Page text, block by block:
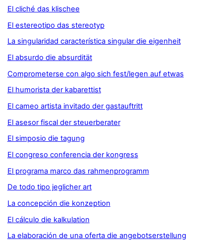
El cliché das klischee
El estereotipo das stereotyp
La singularidad característica singular die eigenheit
El absurdo die absurdität
Comprometerse con algo sich fest/legen auf etwas
El humorista der kabarettist
El cameo artista invitado der gastauftritt
El asesor fiscal der steuerberater
El simposio die tagung
El congreso conferencia der kongress
El programa marco das rahmenprogramm
De todo tipo jeglicher art
La concepción die konzeption
El cálculo die kalkulation
La elaboración de una oferta die angebotserstellung